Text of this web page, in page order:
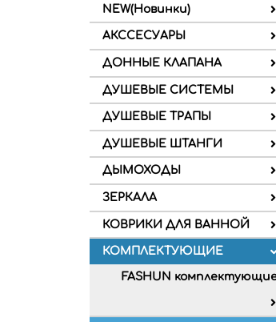
NEW(Новинки)
АКССЕСУАРЫ
ДОННЫЕ КЛАПАНА
ДУШЕВЫЕ СИСТЕМЫ
ДУШЕВЫЕ ТРАПЫ
ДУШЕВЫЕ ШТАНГИ
ДЫМОХОДЫ
ЗЕРКАЛА
КОВРИКИ ДЛЯ ВАННОЙ
КОМПЛЕКТУЮЩИЕ
FASHUN